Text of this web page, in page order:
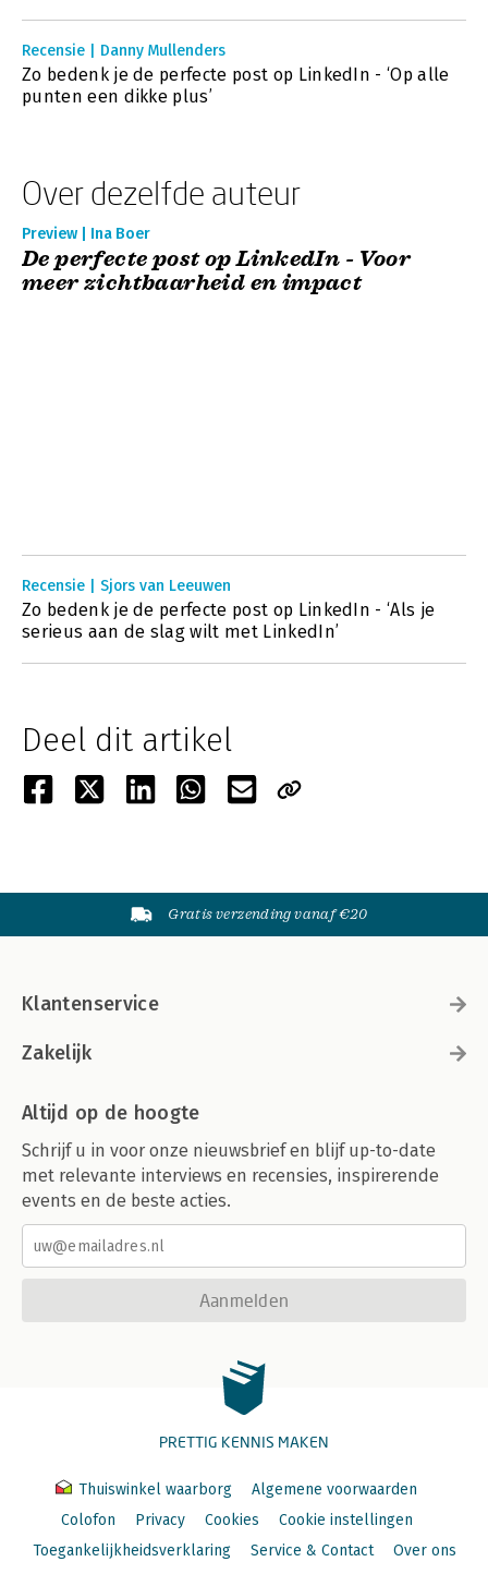
Recensie | Danny Mullenders
Zo bedenk je de perfecte post op LinkedIn - ‘Op alle
punten een dikke plus’
Over dezelfde auteur
Preview | Ina Boer
De perfecte post op LinkedIn - Voor
meer zichtbaarheid en impact
Recensie | Sjors van Leeuwen
Zo bedenk je de perfecte post op LinkedIn - ‘Als je
serieus aan de slag wilt met LinkedIn’
Deel dit artikel
Gratis verzending vanaf €20
Klantenservice
Zakelijk
Altijd op de hoogte
Schrijf u in voor onze nieuwsbrief en blijf up-to-date
met relevante interviews en recensies, inspirerende
events en de beste acties.
Aanmelden
PRETTIG KENNIS MAKEN
Thuiswinkel waarborg
Algemene voorwaarden
Colofon
Privacy Cookies
Cookie instellingen
Toegankelijkheidsverklaring
Service & Contact Over ons